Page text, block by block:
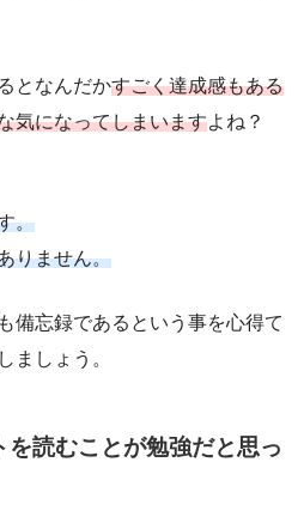
となんだかすごく達成感もある
気になってしまいますよね？
。
りません。
備忘録であるという事を心得て
ましょう。
を読むことが勉強だと思っ